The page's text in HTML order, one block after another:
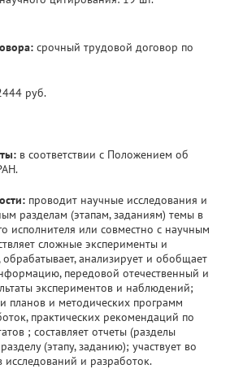
срочный трудовой договор по
руб.
в соответствии с Положением об
проводит научные исследования и
разделам (этапам, заданиям) темы в
исполнителя или совместно с научным
сложные эксперименты и
анализирует и обобщает
передовой отечественный и
экспериментов и наблюдений;
планов и методических программ
практических рекомендаций по
; составляет отчеты (разделы
(этапу, заданию); участвует во
исследований и разработок.